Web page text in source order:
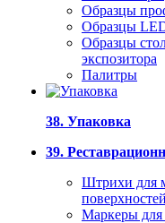
Образцы
Образцы
Образцы
экспозитора
Палитры
38. Упаковка
39.
Штрихи для
поверхностей
Маркеры для